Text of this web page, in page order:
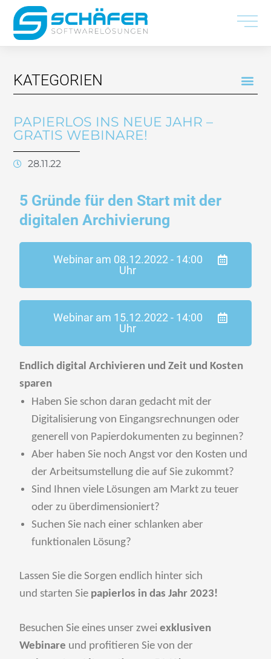
Inhalt
springen
KATEGORIEN
PAPIERLOS INS NEUE JAHR –
GRATIS WEBINARE!
28.11.22
5 Gründe für den Start mit der
digitalen Archivierung
Webinar am 08.12.2022 - 14:00
Uhr
Webinar am 15.12.2022 - 14:00
Uhr
Endlich digital Archivieren und Zeit und Kosten
sparen
Haben Sie schon daran gedacht mit der
Digitalisierung von Eingangsrechnungen oder
generell von Papierdokumenten zu beginnen?
Aber haben Sie noch Angst vor den Kosten und
der Arbeitsumstellung die auf Sie zukommt?
Sind Ihnen viele Lösungen am Markt zu teuer
oder zu überdimensioniert?
Suchen Sie nach einer schlanken aber
funktionalen Lösung?
Lassen Sie die Sorgen endlich hinter sich
und starten Sie papierlos in das Jahr 2023!
Besuchen Sie eines unser zweiexklusiven
Webinare und profitieren Sie von der